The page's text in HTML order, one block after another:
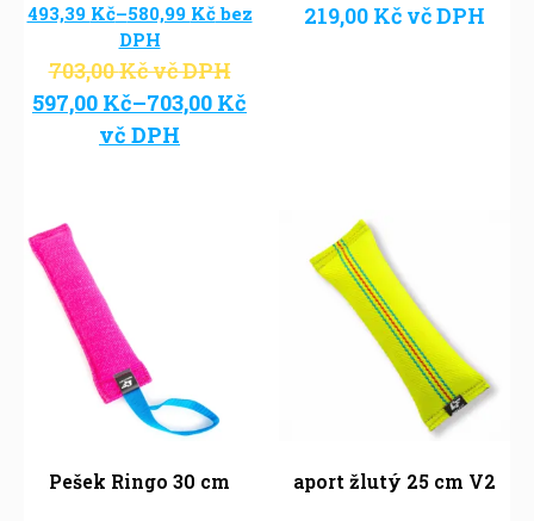
493,39 Kč–580,99 Kčbez
DPH
703,00Kčvč DPH
597,00 Kč–703,00 Kč
vč DPH
219,00 Kč vč DPH
Pešek Ringo 30 cm aport žlutý 25 cm V2